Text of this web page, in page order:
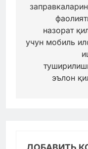
назорат
учун мобиль
эълон